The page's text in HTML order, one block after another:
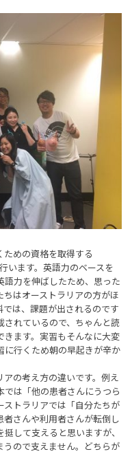
めの資格を取得する
います。英語力のベースを
力を伸ばしたため、思った
はオーストラリアの方がほ
は、課題が出されるのです
れているので、ちゃんと読
ます。実習もそんなに大変
に行くため朝の早起きが辛か
の考え方の違いです。例え
は「他の患者さんにうつら
トラリアでは「自分たちが
さんや利用者さんが転倒し
して支えると思いますが、
ので支えません。どちらが